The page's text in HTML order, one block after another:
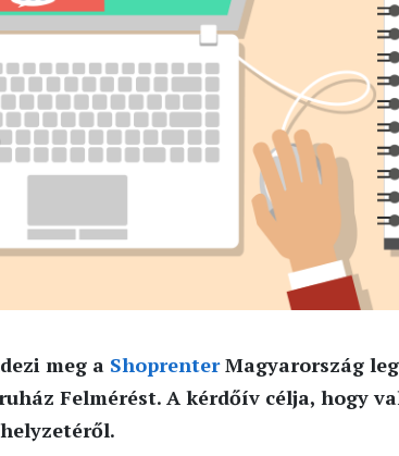
meg a ShoprenterMagyarország
Felmérést. A kérdőív célja, hogy